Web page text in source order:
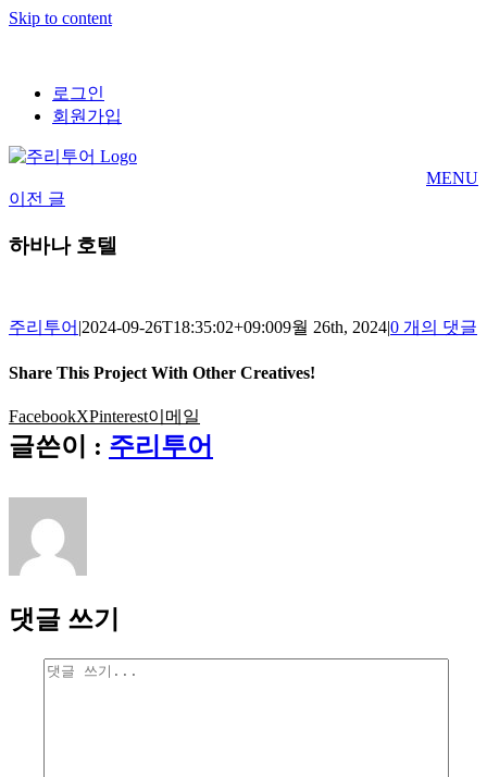
Skip to content
로그인
회원가입
MENU
이전 글
하바나 호텔
주리투어 |2024-09-26T18:35:02+09:009월 26th, 2024|0 개의 댓글
Share This Project With Other Creatives!
FacebookXPinterest이메일
글쓴이 : 주리투어
댓글 쓰기